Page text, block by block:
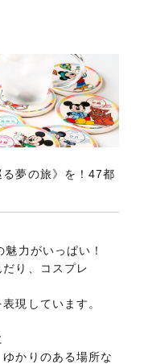
夢の旅》を！47都
力がいっぱい！
り、コスプレ
現しています。
かりのある場所な